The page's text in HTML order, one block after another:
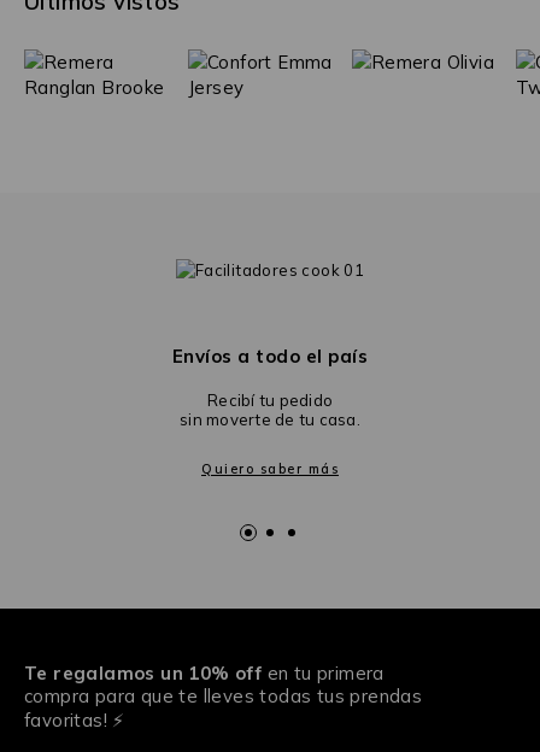
Envíos a todo el país
Recibí tu pedido
sin moverte de tu casa.
Quiero saber más
Te regalamos un 10% off en tu primera
compra para que te lleves todas tus prendas
favoritas! ⚡